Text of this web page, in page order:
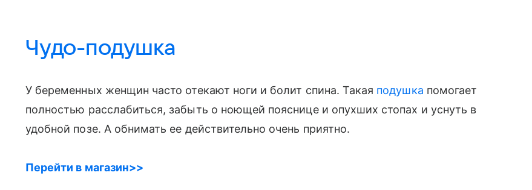
Чудо-подушка
У беременных женщин часто отекают ноги и болит спина. Такая подушка помогает
полностью расслабиться, забыть о ноющей пояснице и опухших стопах и уснуть в
удобной позе. А обнимать ее действительно очень приятно.
Перейти в магазин>>